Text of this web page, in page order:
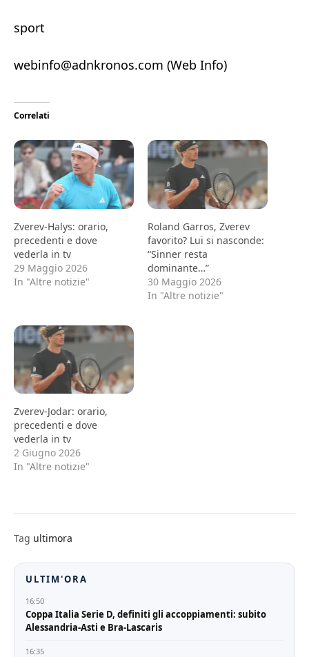
sport
webinfo@adnkronos.com (Web Info)
Correlati
Zverev-Halys: orario,
precedenti e dove
vederla in tv
29 Maggio 2026
In "Altre notizie"
Roland Garros, Zverev
favorito? Lui si nasconde:
“Sinner resta
dominante…”
30 Maggio 2026
In "Altre notizie"
Zverev-Jodar: orario,
precedenti e dove
vederla in tv
2 Giugno 2026
In "Altre notizie"
Tag ultimora
ULTIM'ORA
16:50
Coppa Italia Serie D, definiti gli accoppiamenti: subito
Alessandria-Asti e Bra-Lascaris
16:35